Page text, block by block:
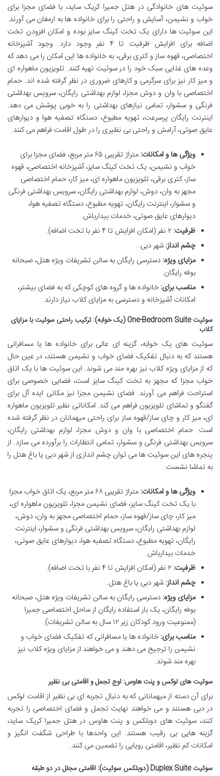
سوئیت های خانوادگی در هتل جمیرا کریک ساید، با فضای مجزا برای
خواب و نشیمن، آسایش و راحتی را برای خانواده ها به ارمغان می آورند.
این سوئیت ها دارای یک تخت کینگ سایز بوده و امکان افزودن تخت
اضافه برای افزایش ظرفیت تا ۴ نفر وجود دارد. وجود آشپزخانه
اختصاصی، قهوه ساز و کتری برقی، به خانواده ها این امکان را می دهد که
وعده های غذایی سبک خود را در سوئیت تهیه کنند. تلویزیون ماهواره ای
و میز کار نیز برای سرگرمی و کارهای ضروری در نظر گرفته شده اند. حمام
اختصاصی با وان و دوش مجزا، لوازم بهداشتی رایگان، سرویس بهداشتی
فرنگی و سشوار، تمامی نیازهای بهداشتی را به خوبی پوشش می دهد.
اینترنت رایگان پرسرعت، تهویه مطبوع، دستگاه تصفیه هوا و دیوارهای
عایق صوتی، آرامش و راحتی بی نظیری را در طول اقامت فراهم می کنند.
ویژگی ها و امکانات:
متراژ تقریبی ۶۵ متر مربع، فضای مجزا برای
خواب و نشیمن، یک تخت کینگ سایز، آشپزخانه اختصاصی، قهوه
ساز، کتری برقی، تلویزیون ماهواره ای، میز کار، حمام اختصاصی
مجهز به وان، دوش، لوازم بهداشتی رایگان، سرویس بهداشتی فرنگی
و سشوار، اینترنت رایگان، تهویه مطبوع، دستگاه تصفیه هوا،
دیوارهای عایق صوتی، خدمات بیدارباش.
ظرفیت:
چشم انداز: شهر دبی.
مزایای ویژه: دسترسی رایگان به سالن تشریفات ویژه هتل، صبحانه
بوفه رایگان.
مناسب برای: خانواده ها و گروه های کوچکی که به فضای بیشتر،
امکانات آشپزخانه و دسترسی به مزایای کلاب نیاز دارند.
سوئیت One-Bedroom Suite (یک خوابه): ترکیب راحتی سوئیت با مزایای
کلاب
سوئیت های یک خوابه، گزینه ای عالی برای خانواده ها یا مسافرانی
هستند که به دنبال تفکیک فضای خواب و نشیمن هستند، در عین حال
که از مزایای ویژه کلاب نیز بهره مند می شوند. این سوئیت ها با یک اتاق
خواب مجزا که مجهز به تخت کینگ سایز است، فضایی خصوصی برای
استراحت فراهم می آورند. فضای نشیمن مجزا نیز مکانی ایده آل برای
گفتگو و تماشای تلویزیون فراهم می کند. امکاناتی نظیر تلویزیون ماهواره
ای، میز کار و چای ساز/قهوه ساز برای راحتی میهمانان در نظر گرفته شده
است. حمام اختصاصی با وان و دوش مجزا، لوازم بهداشتی رایگان،
سرویس بهداشتی فرنگی و سشوار، تمامی انتظارات را برآورده می سازد. از
پنجره های این سوئیت ها می توان چشم اندازی از شهر دبی یا باغ هتل را
به تماشا نشست.
ویژگی ها و امکانات:
متراژ تقریبی ۶۸ متر مربع، یک اتاق خواب مجزا
با یک تخت کینگ سایز، فضای نشیمن مجزا، تلویزیون ماهواره ای،
میز کار، چای ساز/قهوه ساز، حمام اختصاصی مجهز به وان، دوش،
لوازم بهداشتی رایگان، سرویس بهداشتی فرنگی و سشوار، اینترنت
رایگان، تهویه مطبوع، دستگاه تصفیه هوا، دیوارهای عایق صوتی،
خدمات بیدارباش.
ظرفیت:
چشم انداز: شهر دبی یا باغ هتل.
مزایای ویژه: دسترسی رایگان به سالن تشریفات ویژه هتل، صبحانه
بوفه رایگان، یک بار استفاده رایگان از ساحل اختصاصی جمیرا
(ممنوعیت ورود کودکان زیر ۱۲ سال به سالن تشریفات).
مناسب برای: خانواده ها یا مسافرانی که تفکیک فضای خواب و
نشیمن را ترجیح می دهند و می خواهند از مزایای ویژه کلاب نیز
بهره مند شوند.
سوئیت های لوکس و پنت هاوس: اوج تجمل و اقامتی بی نظیر
برای آن دسته از میهمانانی که به دنبال تجربه ای بی نظیر از اقامت لوکس
در دبی هستند و می خواهند نهایت تجمل و فضای اختصاصی را تجربه
کنند، سوئیت های دوبلکس و پنت هاوس در هتل جمیرا کریک ساید،
گزینه هایی بی رقیب هستند. این واحدها با طراحی شگفت انگیز و
امکانات کم نظیر، اقامتی رویایی را تضمین می کنند.
سوئیت Duplex Suite (دوبلکس سوئیت): اقامتی مجلل در دو طبقه